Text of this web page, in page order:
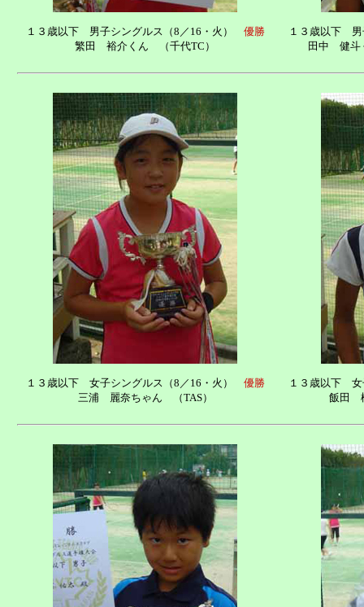
１３歳以下 男子シングルス（8／16・火） 優勝
繁田 裕介くん （千代TC）
１３歳以下
田中 健斗
１３歳以下 女子シングルス（8／16・火） 優勝
三浦 麗奈ちゃん （TAS）
１３歳以下
飯田